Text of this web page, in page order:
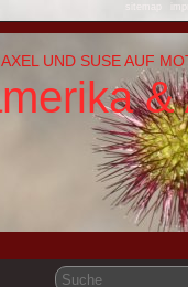
AXEL UND SUSE AUF
&